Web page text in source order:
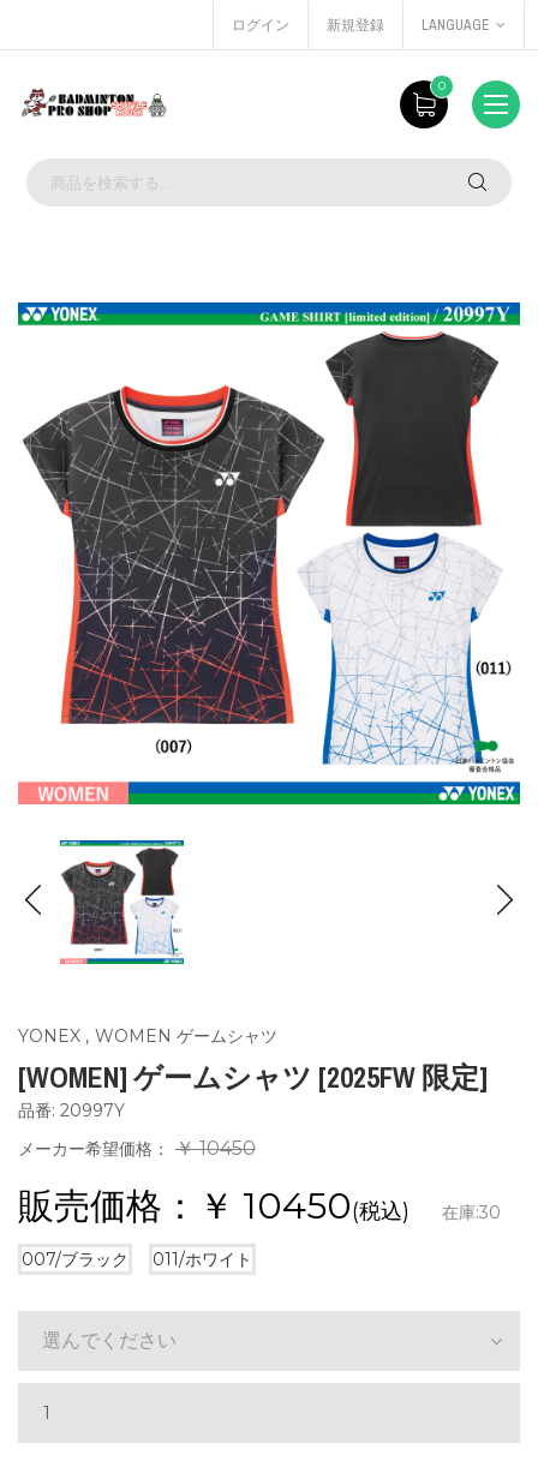
ログイン 新規登録 LANGUAGE
0
YONEX , WOMEN ゲームシャツ
[WOMEN] ゲームシャツ [2025FW 限定]
品番: 20997Y
メーカー希望価格：
￥ 10450
販売価格：￥ 10450(税込) 在庫:30
007/ブラック 011/ホワイト
選んでください